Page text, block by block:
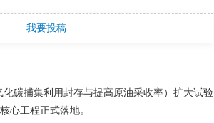
我要投稿
碳捕集利用封存与提高原油采收率）扩大试验
心工程正式落地。